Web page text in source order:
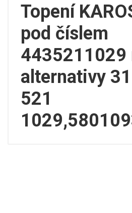
Topení
pod číslem
4435211029
alternativy
521